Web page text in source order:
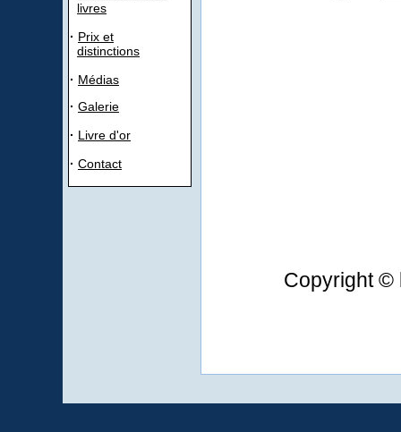
livres
· Prix et
distinctions
· Médias
· Galerie
· Livre d'or
· Contact
Copyright ©